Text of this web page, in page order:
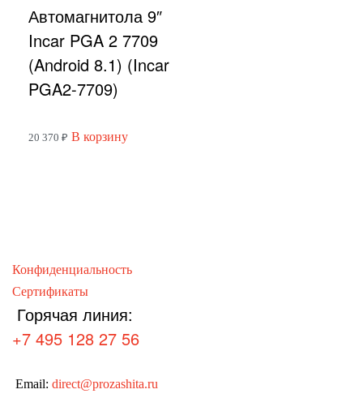
Автомагнитола 9″
Incar PGA 2 7709
(Android 8.1) (Incar
PGA2-7709)
20 370 ₽ В корзину
Конфиденциальность
Сертификаты
Горячая линия:
+7 495 128 27 56
Email: direct@prozashita.ru